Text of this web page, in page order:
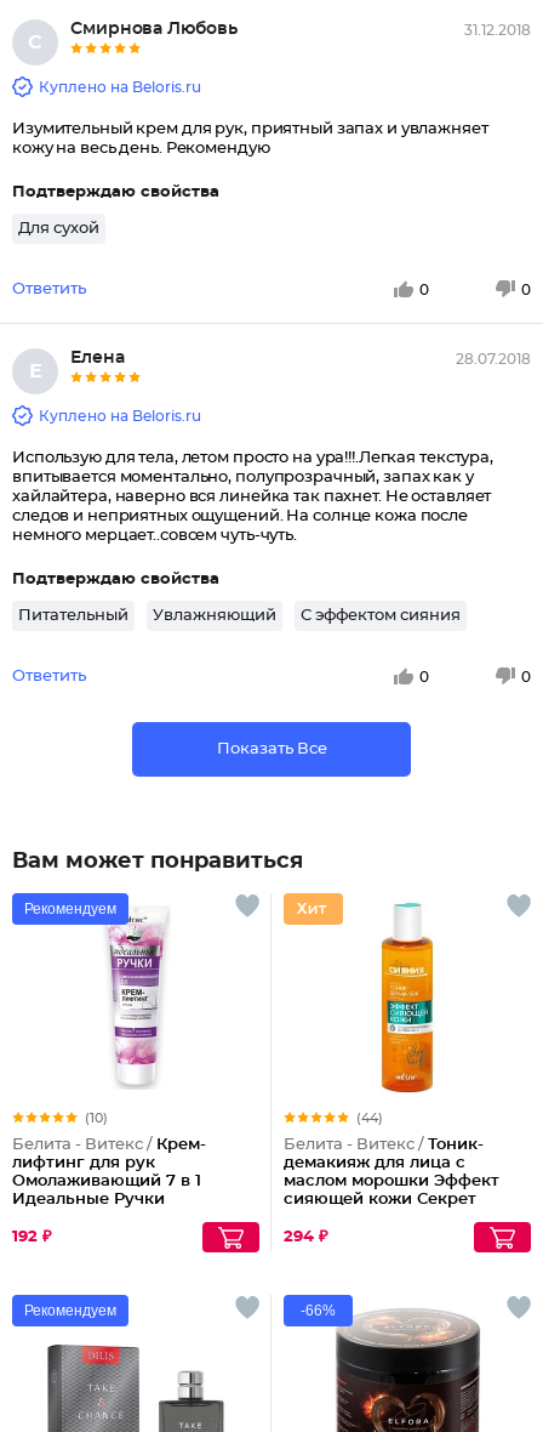
С
Смирнова Любовь 31.12.2018
Куплено на Beloris.ru
Изумительный крем для рук, приятный запах и увлажняет
кожу на весь день. Рекомендую
Подтверждаю свойства
Для сухой
Ответить 0 0
Е
Елена 28.07.2018
Куплено на Beloris.ru
Использую для тела, летом просто на ура!!!.Легкая текстура,
впитывается моментально, полупрозрачный, запах как у
хайлайтера, наверно вся линейка так пахнет. Не оставляет
следов и неприятных ощущений. На солнце кожа после
немного мерцает..совсем чуть-чуть.
Подтверждаю свойства
Питательный Увлажняющий С эффектом сияния
Ответить 0 0
Показать Все
Вам может понравиться
Рекомендуем
(10)
Белита - Витекс / Крем-
лифтинг для рук
Омолаживающий 7 в 1
Идеальные Ручки
192 ₽
(44)
Белита - Витекс / Тоник-
демакияж для лица с
маслом морошки Эффект
сияющей кожи Секрет
294 ₽
Рекомендуем -66%